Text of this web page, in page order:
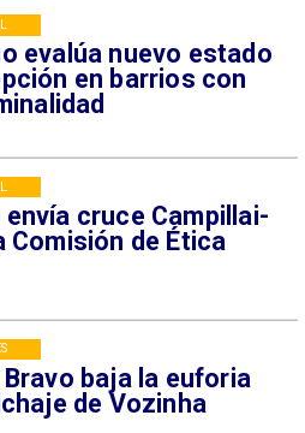
evalúa nuevo estado
en barrios con
envía cruce Campillai-
Comisión de Ética
baja la euforia
de Vozinha